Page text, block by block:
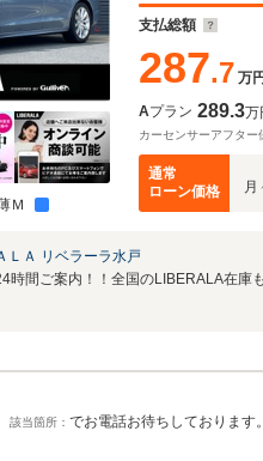
Ｍ
ETC2.0 ル
支払総額
287.7 万円
Aプラン 289.3万
カーセンサーアフタ
通常
ローン価格
月
ＬＡ リベラーラ水戸
該当箇所： でお電話お待ちしております